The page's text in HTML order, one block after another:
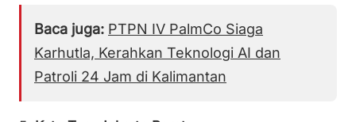
Baca juga: PTPN IV PalmCo Siaga
Karhutla, Kerahkan Teknologi AI dan
Patroli 24 Jam di Kalimantan